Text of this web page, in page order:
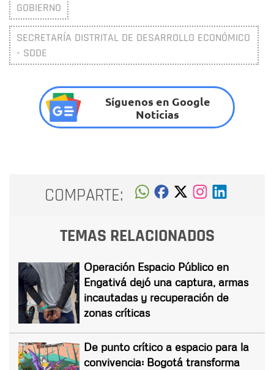
GOBIERNO
SECRETARÍA DISTRITAL DE DESARROLLO ECONÓMICO
- SDDE
Síguenos en Google
Noticias
COMPARTE:
TEMAS RELACIONADOS
Operación Espacio Público en
Engativá dejó una captura, armas
incautadas y recuperación de
zonas críticas
De punto crítico a espacio para la
convivencia: Bogotá transforma